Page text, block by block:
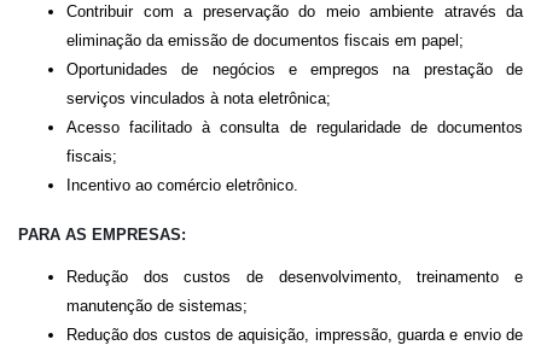
Contribuir com a preservação do meio ambiente através da
eliminação da emissão de documentos fiscais em papel;
Oportunidades de negócios e empregos na prestação de
serviços vinculados à nota eletrônica;
Acesso facilitado à consulta de regularidade de documentos
fiscais;
Incentivo ao comércio eletrônico.
PARA AS EMPRESAS:
Redução dos custos de desenvolvimento, treinamento e
manutenção de sistemas;
Redução dos custos de aquisição, impressão, guarda e envio de